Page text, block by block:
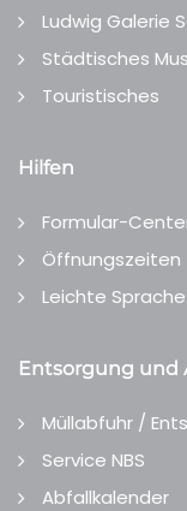
Ludwig Galerie
Städtisches
Touristisches
Hilfen
Formular-
Öffnungszeiten
Leichte Sprache
Entsorgung und
Müllabfuhr /
Service NBS
Abfallkalender